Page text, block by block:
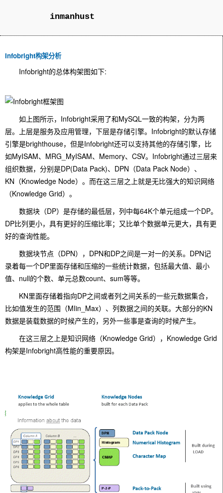
inmanhust
Infobright构架分析
Infobright的总体构架图如下:
如上图所示，Infobright采用了和MySQL一致的构架，分为两
层。上层是服务及应用管理，下层是存储引擎。Infobright的默认存储
引擎是brighthouse，但是Infobright还可以支持其他的存储引擎，比
如MyISAM、MRG_MyISAM、Memory、CSV。Infobright通过三层来
组织数据，分别是DP(Data Pack)、DPN（Data Pack Node）、
KN（Knowledge Node）。而在这三层之上就是无比强大的知识网络
（Knowledge Grid）。
数据块（DP）是存储的最低层，列中每64K个单元组成一个DP。
DP比列更小，具有更好的压缩比率；又比单个数据单元更大，具有更
好的查询性能。
数据块节点（DPN），DPN和DP之间是一对一的关系。DPN记
录着每一个DP里面存储和压缩的一些统计数据，包括最大值、最小
值、null的个数、单元总数count、sum等等。
KN里面存储着指向DP之间或者列之间关系的一些元数据集合，
比如值发生的范围（MIin_Max）、列数据之间的关联。大部分的KN
数据是装载数据的时候产生的，另外一些事是查询的时候产生。
在这三层之上是知识网络（Knowledge Grid），Knowledge Grid
构架是Infobright高性能的重要原因。